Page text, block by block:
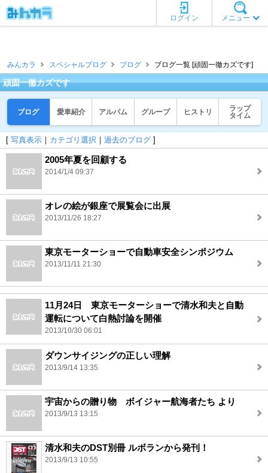
メニュー
ログイン
みんカラ スペシャルブログ ブログ ブログ一覧 [頑固一徹カズです]
頑固一徹カズです
ブログ 愛車紹介 アルバム グループ ヒストリ
ラップ
タイム
[ 写真表示 ｜ カテゴリ選択 ｜ 過去のブログ ]
2005年夏を回顧する
2014/1/4 09:37
オレの絵が銀座で展覧会に出展
2013/11/26 18:27
東京モーターショーで自動車安全シンポジウム
2013/11/11 21:30
11月24日 東京モーターショーで清水和夫と自動
運転について白熱討論を開催
2013/10/30 06:01
ダウンサイジングの正しい理解
2013/9/14 13:35
宇宙からの贈り物 ボイジャー航海者たち より
2013/9/13 13:15
清水和夫のDST別冊 ルボランから発刊！
2013/9/13 10:55